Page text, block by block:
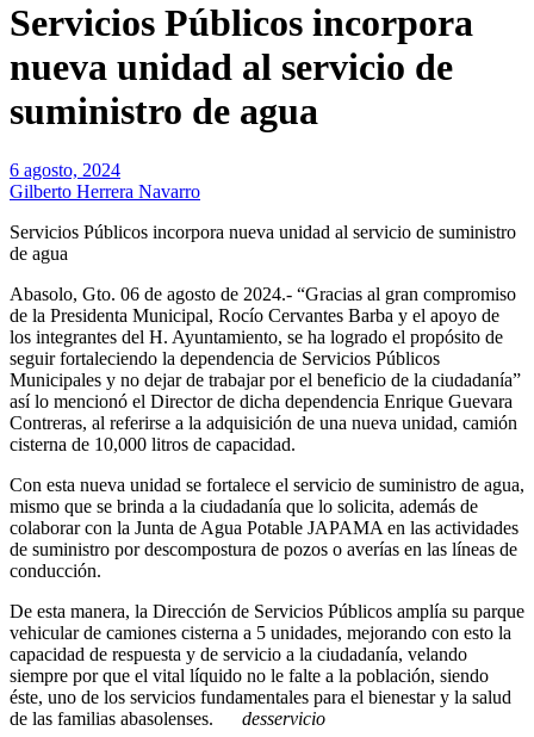
Servicios Públicos incorpora
nueva unidad al servicio de
suministro de agua
6 agosto, 2024
Gilberto Herrera Navarro
Servicios Públicos incorpora nueva unidad al servicio de suministro
de agua
Abasolo, Gto. 06 de agosto de 2024.- “Gracias al gran compromiso
de la Presidenta Municipal, Rocío Cervantes Barba y el apoyo de
los integrantes del H. Ayuntamiento, se ha logrado el propósito de
seguir fortaleciendo la dependencia de Servicios Públicos
Municipales y no dejar de trabajar por el beneficio de la ciudadanía”
así lo mencionó el Director de dicha dependencia Enrique Guevara
Contreras, al referirse a la adquisición de una nueva unidad, camión
cisterna de 10,000 litros de capacidad.
Con esta nueva unidad se fortalece el servicio de suministro de agua,
mismo que se brinda a la ciudadanía que lo solicita, además de
colaborar con la Junta de Agua Potable JAPAMA en las actividades
de suministro por descompostura de pozos o averías en las líneas de
conducción.
De esta manera, la Dirección de Servicios Públicos amplía su parque
vehicular de camiones cisterna a 5 unidades, mejorando con esto la
capacidad de respuesta y de servicio a la ciudadanía, velando
siempre por que el vital líquido no le falte a la población, siendo
éste, uno de los servicios fundamentales para el bienestar y la salud
de las familias abasolenses.
desservicio